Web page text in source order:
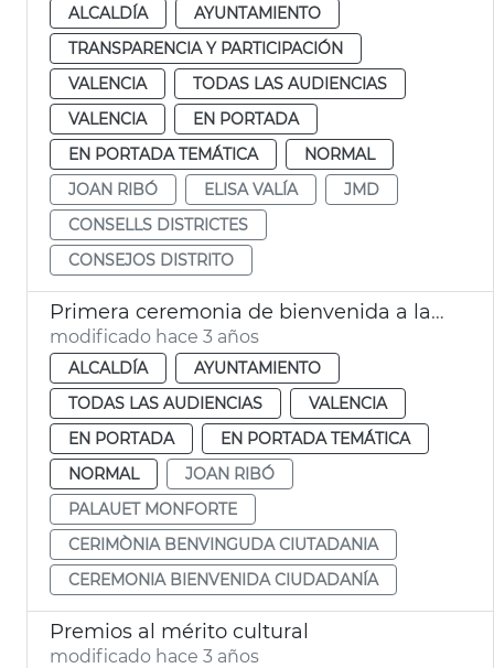
ALCALDÍA
AYUNTAMIENTO
TRANSPARENCIA Y PARTICIPACIÓN
VALENCIA
TODAS LAS AUDIENCIAS
VALENCIA
EN PORTADA
EN PORTADA TEMÁTICA
NORMAL
JOAN RIBÓ
ELISA VALÍA
JMD
CONSELLS DISTRICTES
CONSEJOS DISTRITO
Primera ceremonia de bienvenida a la ciudadanía
modificado hace 3 años
ALCALDÍA
AYUNTAMIENTO
TODAS LAS AUDIENCIAS
VALENCIA
EN PORTADA
EN PORTADA TEMÁTICA
NORMAL
JOAN RIBÓ
PALAUET MONFORTE
CERIMÒNIA BENVINGUDA CIUTADANIA
CEREMONIA BIENVENIDA CIUDADANÍA
Premios al mérito cultural
modificado hace 3 años